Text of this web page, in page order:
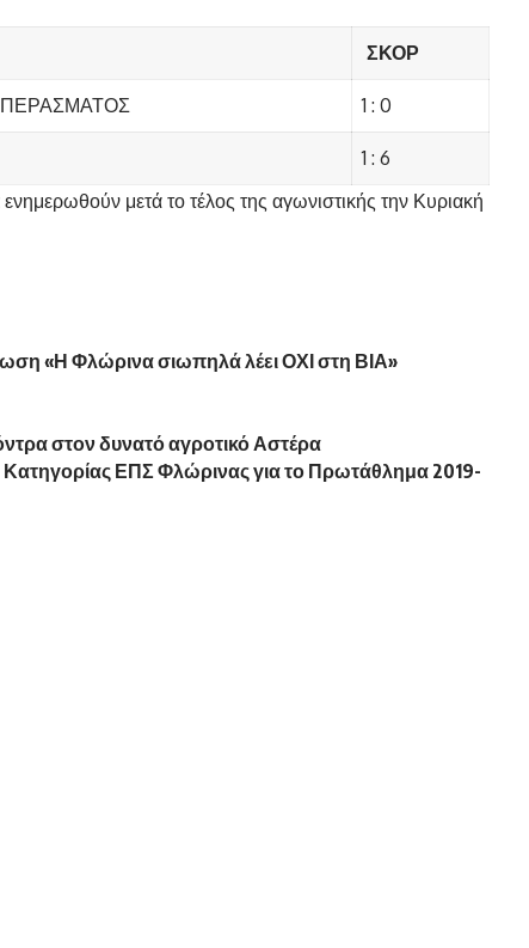
ΣΚΟΡ
1 : 0
1 : 6
μετά το τέλος της αγωνιστικής την Κυριακή
«Η Φλώρινα σιωπηλά λέει ΟΧΙ στη ΒΙΑ»
στον δυνατό αγροτικό Αστέρα
ΕΠΣ Φλώρινας για το Πρωτάθλημα 2019-